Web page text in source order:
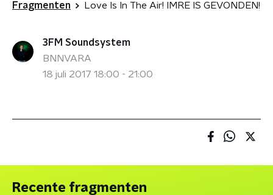
Fragmenten Love Is In The Air! IMRE IS GEVONDEN!
3FM Soundsystem
BNNVARA
18 juli 2017 18:00 - 21:00
Recente fragmenten